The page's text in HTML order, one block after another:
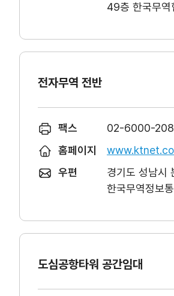
49층 한국무
전자무역 전반
팩스
02-6000-
홈페이지
우편
경기도 성남시
한국무역정보
도심공항타워 공간임대